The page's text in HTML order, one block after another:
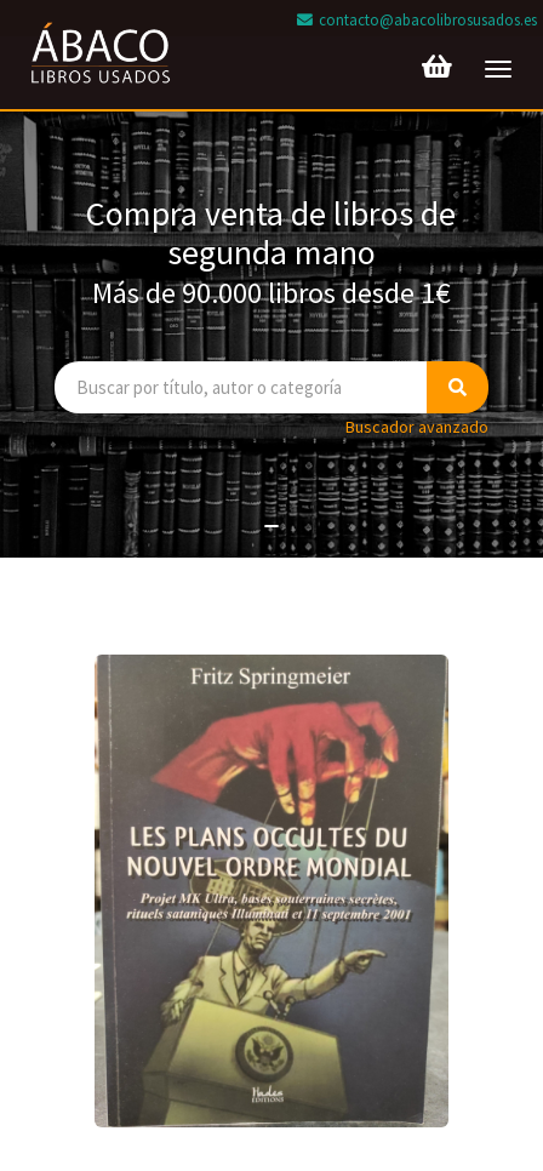
contacto@abacolibrosusados.es
Compra venta de libros de
segunda mano
Más de 90.000 libros desde 1€
Buscador avanzado